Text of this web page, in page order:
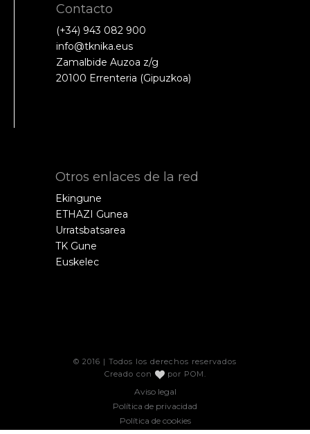
Contacto
(+34) 943 082 900
info@tknika.eus
Zamalbide Auzoa z/g
20100 Errenteria (Gipuzkoa)
Otros enlaces de la red
Ekingune
ETHAZI Gunea
Urratsbatsarea
TK Gune
Euskelec
© 2016 | Todos los derechos reservados
Creado con
por POM .
Aviso legal
Política de privacidad
Política de cookies